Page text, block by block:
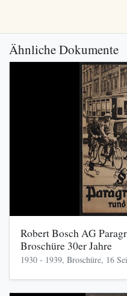
Ähnliche Dokumente
Robert Bosch AG
Broschüre 30er Jahre
1930 - 1939, Broschüre, 16